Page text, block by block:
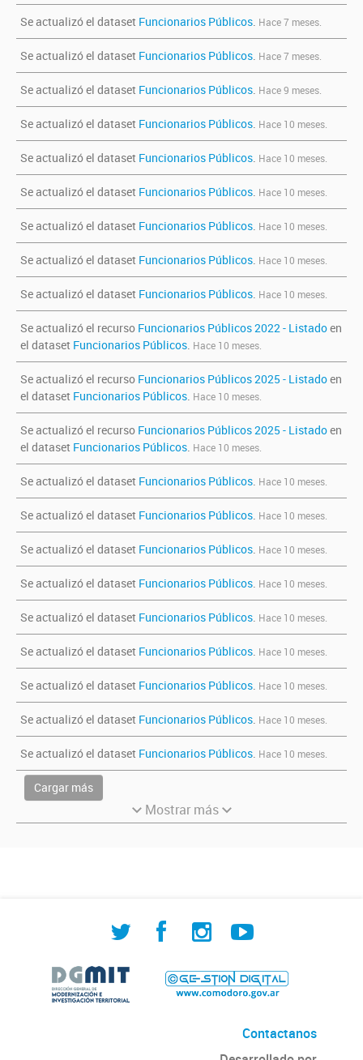
Se actualizó el dataset Funcionarios Públicos. Hace 7 meses.
Se actualizó el dataset Funcionarios Públicos. Hace 7 meses.
Se actualizó el dataset Funcionarios Públicos. Hace 9 meses.
Se actualizó el dataset Funcionarios Públicos. Hace 10 meses.
Se actualizó el dataset Funcionarios Públicos. Hace 10 meses.
Se actualizó el dataset Funcionarios Públicos. Hace 10 meses.
Se actualizó el dataset Funcionarios Públicos. Hace 10 meses.
Se actualizó el dataset Funcionarios Públicos. Hace 10 meses.
Se actualizó el dataset Funcionarios Públicos. Hace 10 meses.
Se actualizó el recurso Funcionarios Públicos 2022 - Listadoen
el dataset Funcionarios Públicos. Hace 10 meses.
Se actualizó el recurso Funcionarios Públicos 2025 - Listadoen
el dataset Funcionarios Públicos. Hace 10 meses.
Se actualizó el recurso Funcionarios Públicos 2025 - Listadoen
el dataset Funcionarios Públicos. Hace 10 meses.
Se actualizó el dataset Funcionarios Públicos. Hace 10 meses.
Se actualizó el dataset Funcionarios Públicos. Hace 10 meses.
Se actualizó el dataset Funcionarios Públicos. Hace 10 meses.
Se actualizó el dataset Funcionarios Públicos. Hace 10 meses.
Se actualizó el dataset Funcionarios Públicos. Hace 10 meses.
Se actualizó el dataset Funcionarios Públicos. Hace 10 meses.
Se actualizó el dataset Funcionarios Públicos. Hace 10 meses.
Se actualizó el dataset Funcionarios Públicos. Hace 10 meses.
Se actualizó el dataset Funcionarios Públicos. Hace 10 meses.
Cargar más
Mostrar más
Contactanos